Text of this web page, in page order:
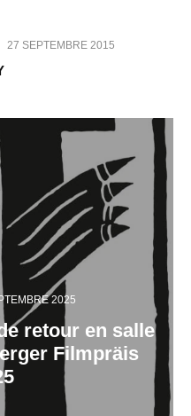
27 SEPTEMBRE 2015
2025
retour en salle
Filmpräis